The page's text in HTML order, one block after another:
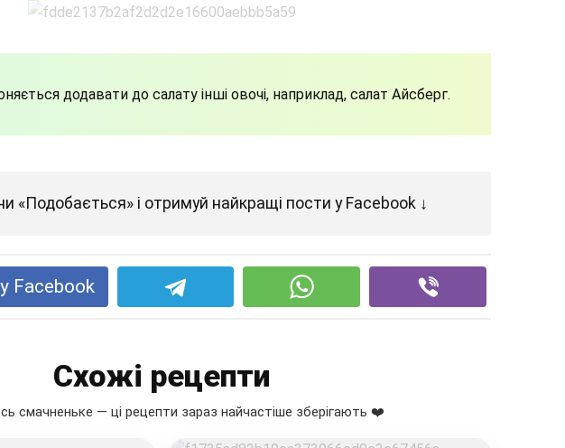
додавати до салату інші овочі, наприклад, салат Айсберг.
«Подобається» і отримуй найкращі пости у Facebook ↓
Facebook
Схожі рецепти
смачненьке — ці рецепти зараз найчастіше зберігають ❤️